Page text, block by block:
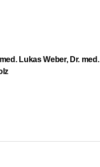
Lukas Weber, Dr.